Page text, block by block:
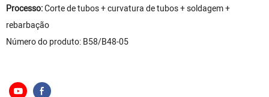
Processo:Corte de tubos + curvatura de tubos + soldagem +
rebarbação
Número do produto: B58/B48-05